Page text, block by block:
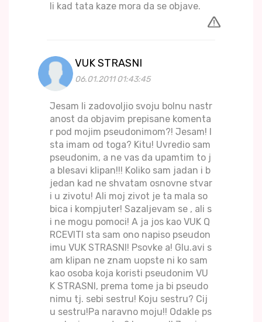
li kad tata kaze mora da se objave.
VUK STRASNI
06.01.2011 01:43:45
Jesam li zadovoljio svoju bolnu nastr
anost da objavim prepisane komenta
r pod mojim pseudonimom?! Jesam! I
sta imam od toga? Kitu! Uvredio sam
pseudonim, a ne vas da upamtim to j
a blesavi klipan!!! Koliko sam jadan i b
jedan kad ne shvatam osnovne stvar
i u zivotu! Ali moj zivot je ta mala so
bica i kompjuter! Sazaljevam se , ali s
i ne mogu pomoci! A ja jos kao VUK Q
RCEVITI sta sam ono napiso pseudon
imu VUK STRASNI! Psovke a! Glu.avi s
am klipan ne znam uopste ni ko sam
kao osoba koja koristi pseudonim VU
K STRASNI, prema tome ja bi pseudo
nimu tj. sebi sestru! Koju sestru? Cij
u sestru!Pa naravno moju!! Odakle ps